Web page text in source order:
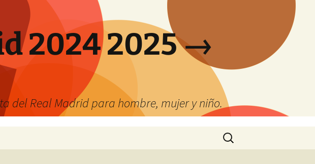
2024 2025 →
del Real Madrid para hombre, mujer y niño.
Buscar: